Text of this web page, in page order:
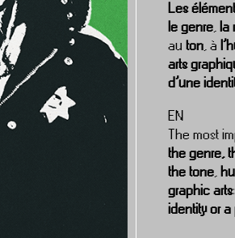
Les
le genre,la
auton, à
arts
d’une
EN
The most
the genre,
the tone,
graphic arts
identity or